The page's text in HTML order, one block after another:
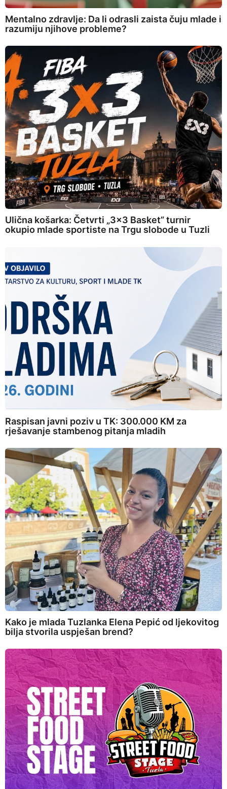
Mentalno zdravlje: Da li odrasli zaista čuju mlade i
razumiju njihove probleme?
Ulična košarka: Četvrti „3×3 Basket” turnir
okupio mlade sportiste na Trgu slobode u Tuzli
Raspisan javni poziv u TK: 300.000 KM za
rješavanje stambenog pitanja mladih
Kako je mlada Tuzlanka Elena Pepić od ljekovitog
bilja stvorila uspješan brend?